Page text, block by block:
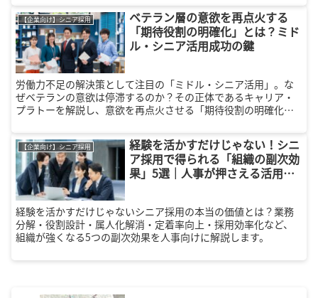
めの秘訣を紹介します。
【企業向け】シニア採用
ベテラン層の意欲を再点火する
「期待役割の明確化」とは？ミド
ル・シニア活用成功の鍵
労働力不足の解決策として注目の「ミドル・シニア活用」。な
ぜベテランの意欲は停滞するのか？その正体であるキャリア・
プラトーを解説し、意欲を再点火させる「期待役割の明確化」
など、明日から使える実務情報を凝縮。
【企業向け】シニア採用
経験を活かすだけじゃない！シニ
ア採用で得られる「組織の副次効
果」5選｜人事が押さえる活用ポ
経験を活かすだけじゃないシニア採用の本当の価値とは？業務
分解・役割設計・属人化解消・定着率向上・採用効率化など、
組織が強くなる5つの副次効果を人事向けに解説します。